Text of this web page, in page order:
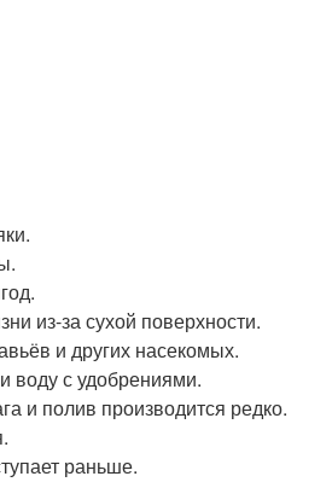
из-за сухой поверхности.
и других насекомых.
воду с удобрениями.
и полив производится редко.
раньше.